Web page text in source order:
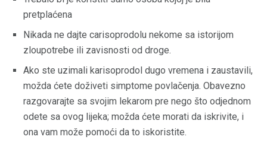
pretplaćena
Nikada ne dajte carisoprodolu nekome sa istorijom
zloupotrebe ili zavisnosti od droge.
Ako ste uzimali karisoprodol dugo vremena i zaustavili,
možda ćete doživeti simptome povlačenja. Obavezno
razgovarajte sa svojim lekarom pre nego što odjednom
odete sa ovog lijeka; možda ćete morati da iskrivite, i
ona vam može pomoći da to iskoristite.